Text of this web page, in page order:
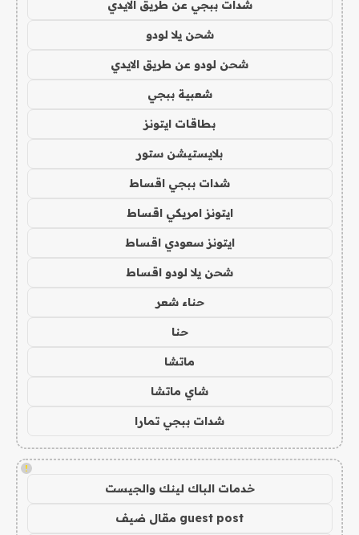
شدات ببجي عن طريق الايدي
شحن يلا لودو
شحن لودو عن طريق الايدي
شعبية ببجي
بطاقات ايتونز
بلايستيشن ستور
شدات ببجي اقساط
ايتونز امريكي اقساط
ايتونز سعودي اقساط
شحن يلا لودو اقساط
حناء شعر
حنا
ماتشا
شاي ماتشا
شدات ببجي تمارا
!
خدمات الباك لينك والجيست
guest post مقال ضيف